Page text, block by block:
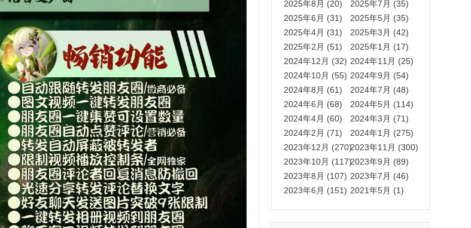
2025年8月 (20)
2025年7月 (35)
2025年6月 (31)
2025年5月 (35)
2025年4月 (31)
2025年3月 (42)
2025年2月 (51)
2025年1月 (17)
2024年12月 (32) 2024年11月 (25)
2024年10月 (55) 2024年9月 (54)
2024年8月 (61)
2024年7月 (48)
2024年6月 (68)
2024年5月 (114)
2024年4月 (60)
2024年3月 (71)
2024年2月 (71)
2024年1月 (275)
2023年12月 (270)2023年11月 (300)
2023年10月 (117)2023年9月 (89)
2023年8月 (107) 2023年7月 (46)
2023年6月 (151) 2021年5月 (1)